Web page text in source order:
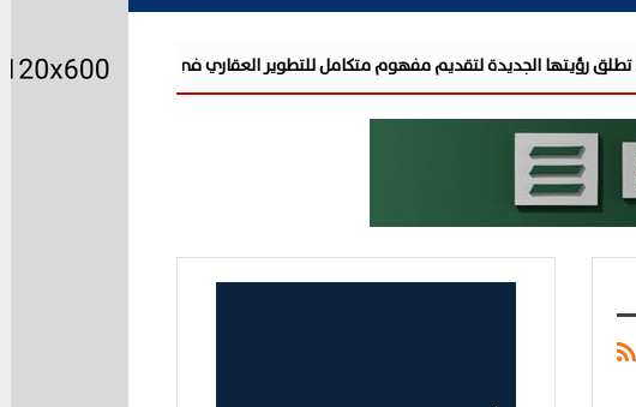
شركة «AIG» تتعاون مع «CSCEC الصينية» بمشروع «AI Tower» بأعلى المعايير العالمية